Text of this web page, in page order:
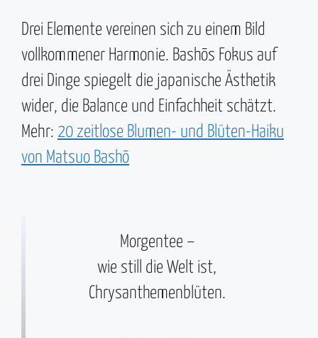
Drei Elemente vereinen sich zu einem Bild
vollkommener Harmonie. Bashōs Fokus auf
drei Dinge spiegelt die japanische Ästhetik
wider, die Balance und Einfachheit schätzt.
Mehr: 20 zeitlose Blumen- und Blüten-Haiku
von Matsuo Bashō
Morgentee –
wie still die Welt ist,
Chrysanthemenblüten.